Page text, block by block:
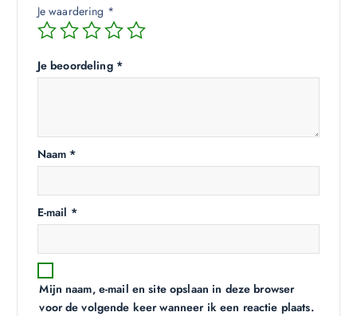
Je waardering *
Je beoordeling *
Naam *
E-mail *
Mijn naam, e-mail en site opslaan in deze browser
voor de volgende keer wanneer ik een reactie plaats.